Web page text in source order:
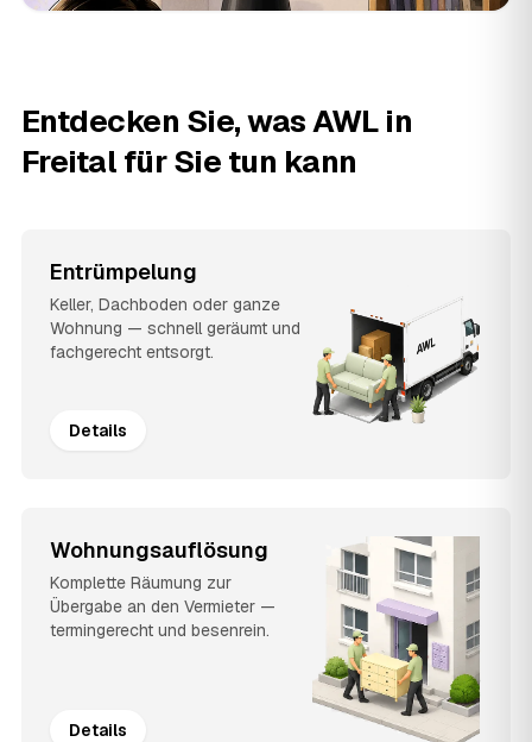
Entdecken Sie, was AWL in
Freital für Sie tun kann
Entrümpelung
Keller, Dachboden oder ganze
Wohnung — schnell geräumt und
fachgerecht entsorgt.
Details
Wohnungsauflösung
Komplette Räumung zur
Übergabe an den Vermieter —
termingerecht und besenrein.
Details